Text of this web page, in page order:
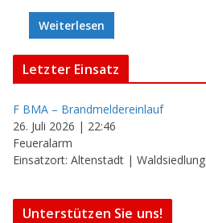
Weiterlesen
Letzter Einsatz
F BMA – Brandmeldereinlauf
26. Juli 2026 | 22:46
Feueralarm
Einsatzort: Altenstadt | Waldsiedlung
Unterstützen Sie uns!